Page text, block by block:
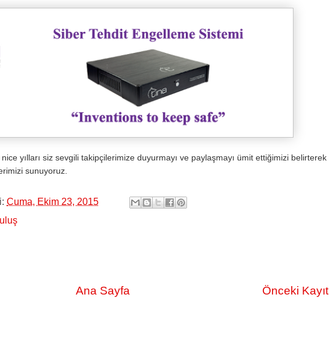
nice yılları siz sevgili takipçilerimize duyurmayı ve paylaşmayı ümit ettiğimizi belirterek
sunuyoruz.
Cuma, Ekim 23, 2015
Önceki Kayıt
Ana Sayfa